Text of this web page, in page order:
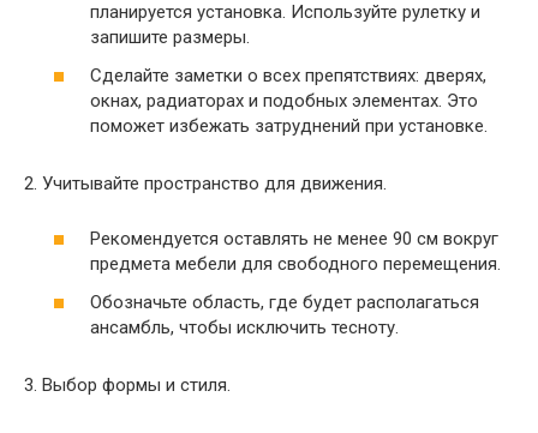
планируется установка. Используйте рулетку и
запишите размеры.
Сделайте заметки о всех препятствиях: дверях,
окнах, радиаторах и подобных элементах. Это
поможет избежать затруднений при установке.
2. Учитывайте пространство для движения.
Рекомендуется оставлять не менее 90 см вокруг
предмета мебели для свободного перемещения.
Обозначьте область, где будет располагаться
ансамбль, чтобы исключить тесноту.
3. Выбор формы и стиля.